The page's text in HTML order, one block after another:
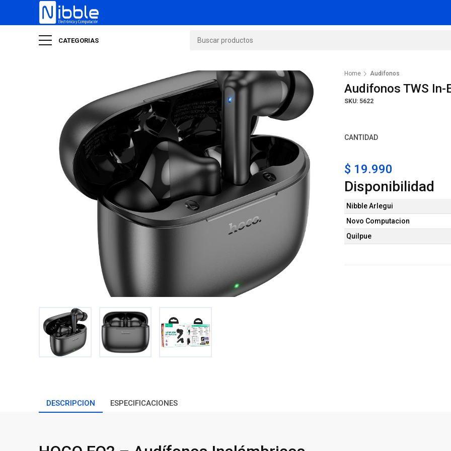
CATEGORIAS
Home Audifonos
Audifonos TWS In-
SKU: 5622
CANTIDAD
$ 19.990
Disponibilidad
Nibble Arlegui
Novo Computacion
Quilpue
DESCRIPCION ESPECIFICACIONES